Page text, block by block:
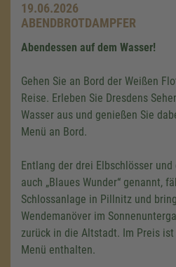
19.06.2026
ABENDBROTDAMPFER
Abendessen auf dem Wasser!
Gehen Sie an Bord der Weißen
Reise. Erleben Sie Dresdens
Wasser aus und genießen Sie
Menü an Bord.
Entlang der drei Elbschlösser
auch „Blaues Wunder“ genannt,
Schlossanlage in Pillnitz und
Wendemanöver im
zurück in die Altstadt. Im Preis ist
Menü enthalten.